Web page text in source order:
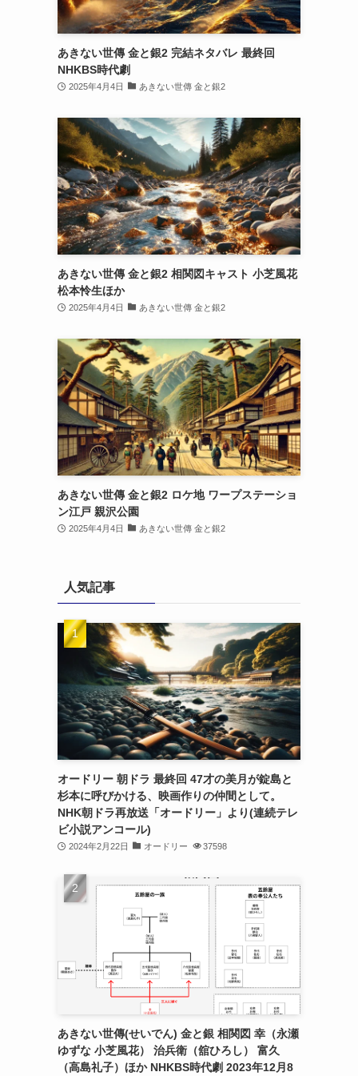
あきない世傳 金と銀2 完結ネタバレ 最終回
NHKBS時代劇
2025年4月4日 あきない世傳 金と銀2
あきない世傳 金と銀2 相関図キャスト 小芝風花
松本怜生ほか
2025年4月4日 あきない世傳 金と銀2
あきない世傳 金と銀2 ロケ地 ワープステーショ
ン江戸 親沢公園
2025年4月4日 あきない世傳 金と銀2
人気記事
オードリー 朝ドラ 最終回 47才の美月が錠島と
杉本に呼びかける、映画作りの仲間として。
NHK朝ドラ再放送「オードリー」より(連続テレ
ビ小説アンコール)
2024年2月22日 オードリー 37598
あきない世傳(せいでん) 金と銀 相関図 幸（永瀬
ゆずな 小芝風花） 治兵衛（舘ひろし） 富久
（高島礼子）ほか NHKBS時代劇 2023年12月8